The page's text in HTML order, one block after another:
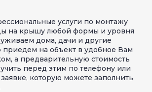
услуги по монтажу
на крышу любой формы и уровня
дома, дачи и другие
приедем на объект в удобное Вам
а предварительную стоимость
перед этим по телефону или
которую можете заполнить